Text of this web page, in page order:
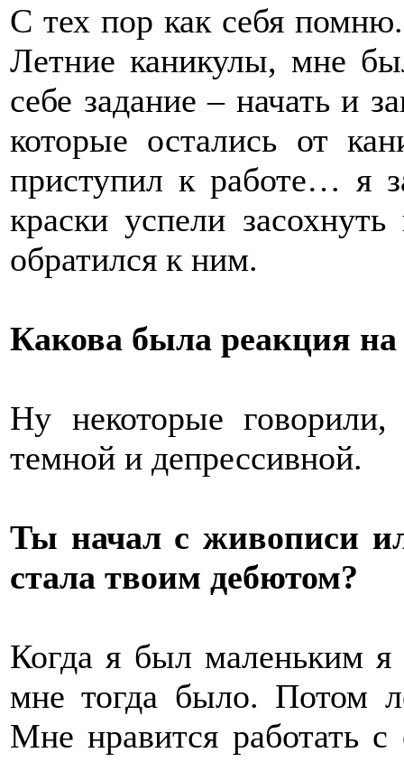
С тех пор как себя
Летние каникулы, мне
себе задание – начать и
которые остались от
приступил к работе… я
краски успели
обратился к ним.
Какова была реакция
Ну некоторые
темной и депрессивной.
Ты начал с живописи
стала твоим дебютом?
Когда я был маленьким
мне тогда было. Потом
Мне нравится работать с